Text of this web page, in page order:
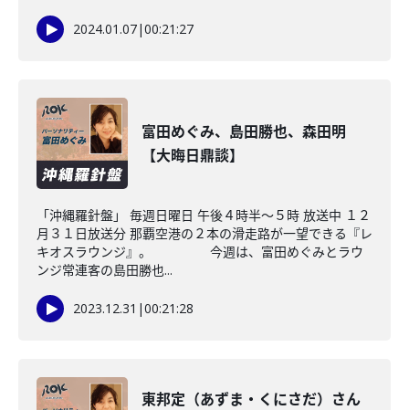
2024.01.07|00:21:27
富田めぐみ、島田勝也、森田明
【大晦日鼎談】
「沖縄羅針盤」 毎週日曜日 午後４時半～５時 放送中 １２
月３１日放送分 那覇空港の２本の滑走路が一望できる『レ
キオスラウンジ』。 今週は、富田めぐみとラウ
ンジ常連客の島田勝也...
2023.12.31 |00:21:28
東邦定（あずま・くにさだ）さん